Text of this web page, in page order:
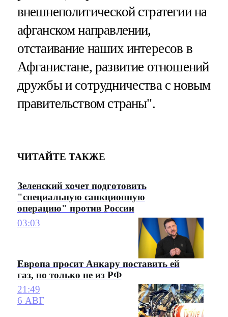
внешнеполитической стратегии на
афганском направлении,
отстаивание наших интересов в
Афганистане, развитие отношений
дружбы и сотрудничества с новым
правительством страны".
ЧИТАЙТЕ ТАКЖЕ
Зеленский хочет подготовить
"специальную санкционную
операцию" против России
03:03
Европа просит Анкару поставить ей
газ, но только не из РФ
21:49
6 АВГ